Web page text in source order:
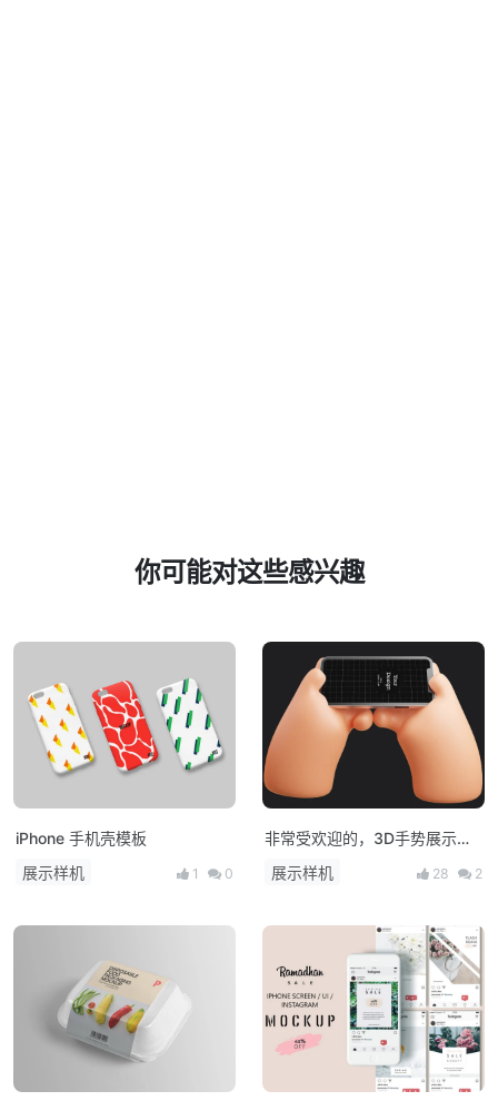
你可能对这些感兴趣
iPhone 手机壳模板
展示样机
1 0
非常受欢迎的，3D手势展示样
机 PSD
展示样机 28 2